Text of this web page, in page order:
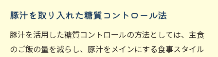
豚汁を取り入れた糖質コントロール法
豚汁を活用した糖質コントロールの方法としては、主食
のご飯の量を減らし、豚汁をメインにする食事スタイル